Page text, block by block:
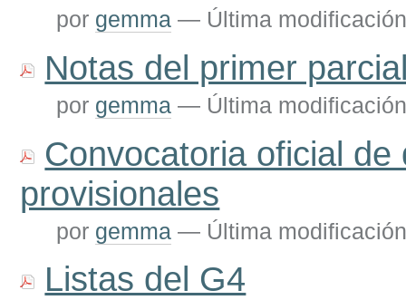
por gemma — Última
Notas del primer
por gemma — Última
Convocatoria oficial
provisionales
por gemma — Última
Listas del G4